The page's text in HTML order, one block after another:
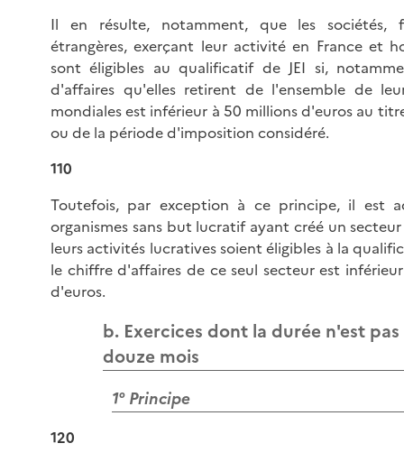
Il en résulte, notamment, que les sociétés,
étrangères, exerçant leur activité en France et
sont éligibles au qualificatif de JEI si,
d'affaires qu'elles retirent de l'ensemble de
mondiales est inférieur à 50 millions d'euros au
ou de la période d'imposition considéré.
110
Toutefois, par exception à ce principe, il est
organismes sans but lucratif ayant créé un
leurs activités lucratives soient éligibles à la
le chiffre d'affaires de ce seul secteur est
d'euros.
b. Exercices dont la durée n'est pas
douze mois
1° Principe
120